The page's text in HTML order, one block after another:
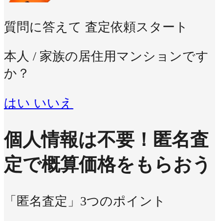
質問に答えて 査定依頼スタート
本人 / 家族の居住用マンションです
か？
はい いいえ
個人情報は不要！ 匿名査
定で概算価格をもらおう
「匿名査定」3つのポイント